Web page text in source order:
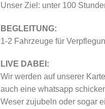
Unser Ziel: unter 100
BEGLEITUNG:
1-2 Fahrzeuge für
LIVE DABEI:
Wir werden auf unserer
auch eine whatsapp
Weser zujubeln oder sogar